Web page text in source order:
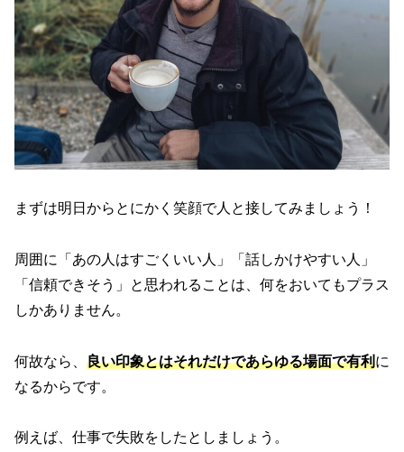
まずは明日からとにかく笑顔で人と接してみましょう！
周囲に「あの人はすごくいい人」「話しかけやすい人」
「信頼できそう」と思われることは、何をおいてもプラス
しかありません。
何故なら、 良い印象とはそれだけであらゆる場面で有利に
なるからです。
例えば、仕事で失敗をしたとしましょう。